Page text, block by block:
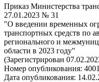
Приказ Министерства
27.01.2023 № 31
"О введении временных
транспортных средств по
регионального и
области в 2023 году"
(Зарегистрирован
Номер опубликования:
Дата опубликования: